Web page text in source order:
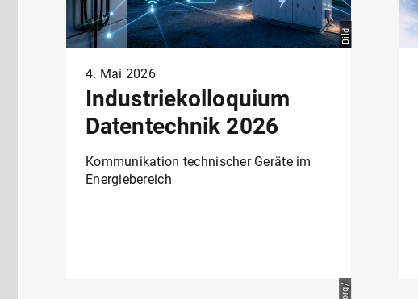
Bild:
4. Mai 2026
Industriekolloquium
Datentechnik 2026
Kommunikation technischer Geräte im
Energiebereich